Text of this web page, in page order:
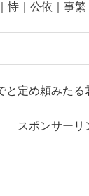
恃｜公依｜事繁
と定め頼みたる
スポンサーリ